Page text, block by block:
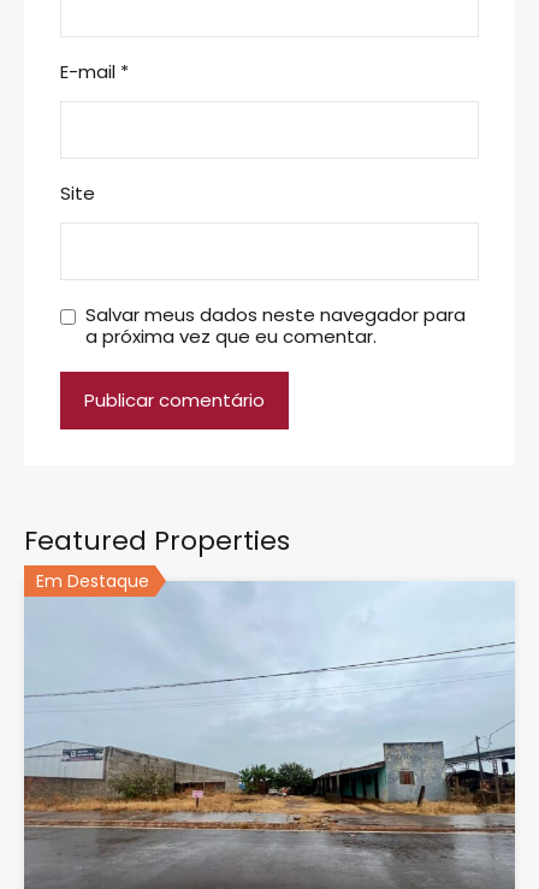
E-mail *
Site
Salvar meus dados neste navegador para
a próxima vez que eu comentar.
Featured Properties
Em Destaque